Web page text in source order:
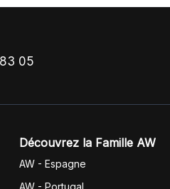
05
Découvrez la Famille AW
AW - Espagne
AW - Portugal